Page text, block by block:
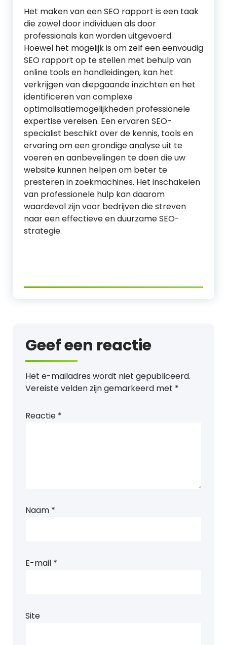
Het maken van een SEO rapport is een taak
die zowel door individuen als door
professionals kan worden uitgevoerd.
Hoewel het mogelijk is om zelf een eenvoudig
SEO rapport op te stellen met behulp van
online tools en handleidingen, kan het
verkrijgen van diepgaande inzichten en het
identificeren van complexe
optimalisatiemogelijkheden professionele
expertise vereisen. Een ervaren SEO-
specialist beschikt over de kennis, tools en
ervaring om een grondige analyse uit te
voeren en aanbevelingen te doen die uw
website kunnen helpen om beter te
presteren in zoekmachines. Het inschakelen
van professionele hulp kan daarom
waardevol zijn voor bedrijven die streven
naar een effectieve en duurzame SEO-
strategie.
Geef een reactie
Het e-mailadres wordt niet gepubliceerd.
Vereiste velden zijn gemarkeerd met *
Reactie *
Naam *
E-mail *
Site